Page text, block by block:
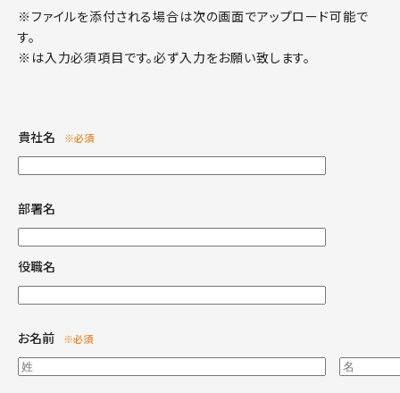
※ファイルを添付される場合は次の画面でアップロード可能で
す。
※は入力必須項目です。必ず入力をお願い致します。
貴社名 ※必須
部署名
役職名
お名前 ※必須